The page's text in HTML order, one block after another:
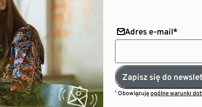
Adres e-mail*
Zapisz się do
¹ Obowiązująogólne warunki